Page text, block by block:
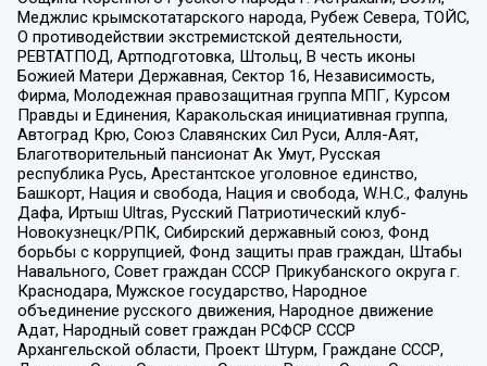
Меджлис крымскотатарского народа, Рубеж Севера, ТОЙС,
О противодействии экстремистской деятельности,
РЕВТАТПОД, Артподготовка, Штольц, В честь иконы
Божией Матери Державная, Сектор 16, Независимость,
Фирма, Молодежная правозащитная группа МПГ, Курсом
Правды и Единения, Каракольская инициативная группа,
Автоград Крю, Союз Славянских Сил Руси, Алля-Аят,
Благотворительный пансионат Ак Умут, Русская
республика Русь, Арестантское уголовное единство,
Башкорт, Нация и свобода, Нация и свобода, W.H.С., Фалунь
Дафа, Иртыш Ultras, Русский Патриотический клуб-
Новокузнецк/РПК, Сибирский державный союз, Фонд
борьбы с коррупцией, Фонд защиты прав граждан, Штабы
Навального, Совет граждан СССР Прикубанского округа г.
Краснодара, Мужское государство, Народное
объединение русского движения, Народное движение
Адат, Народный совет граждан РСФСР СССР
Архангельской области, Проект Штурм, Граждане СССР,